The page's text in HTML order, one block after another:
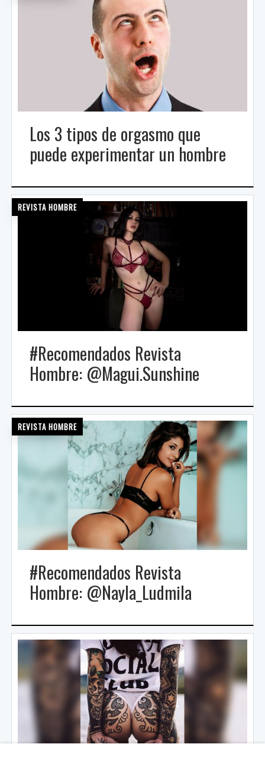
Los 3 tipos de orgasmo que
puede experimentar un hombre
REVISTA HOMBRE
#Recomendados Revista
Hombre: @Magui.Sunshine
REVISTA HOMBRE
#Recomendados Revista
Hombre: @Nayla_Ludmila